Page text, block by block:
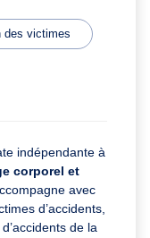
des victimes
indépendante à
corporel et
avec
d’accidents,
de la